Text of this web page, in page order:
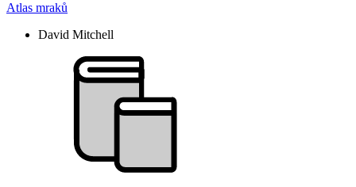
Atlas mraků
David Mitchell